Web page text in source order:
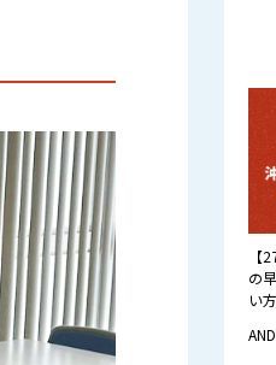
【
の
い方